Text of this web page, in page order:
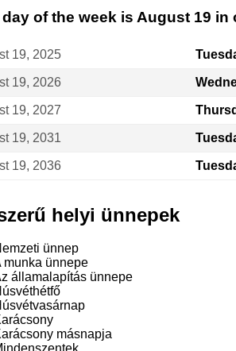
day of the week is August 19 in
19, 2025
19, 2026
19, 2027
19, 2031
19, 2036
helyi ünnepek
ünnep
munka ünnepe
államalapítás ünnepe
másnapja